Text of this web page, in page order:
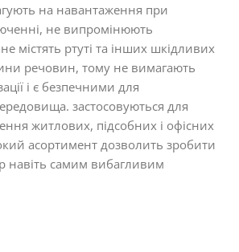
на навантаження при
не випромінюють
містять ртуті та інших шкідливих
речовин, тому не вимагають
і є безпечними для
застосовуються для
житлових, підсобних і офісних
асортимент дозволить зробити
навіть самим вибагливим